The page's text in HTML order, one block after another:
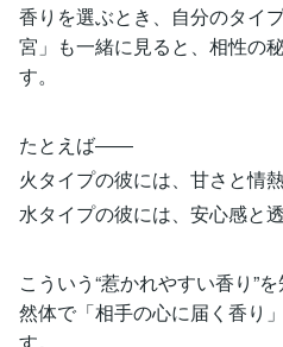
香りを選ぶとき、自分のタイ
宮」も一緒に見ると、相性の
す。
たとえば――
火タイプの彼には、甘さと情
水タイプの彼には、安心感と
こういう“惹かれやすい香り”
然体で「相手の心に届く香り
す。